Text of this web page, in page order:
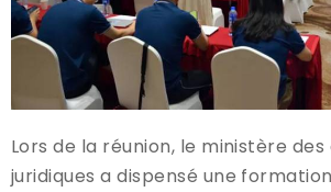
Lors de la réunion, le ministère
juridiques a dispensé une